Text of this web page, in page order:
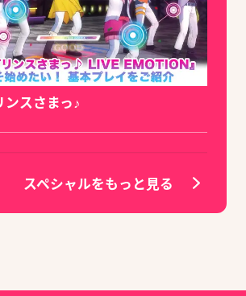
スさまっ♪
スペシャルをもっと見る